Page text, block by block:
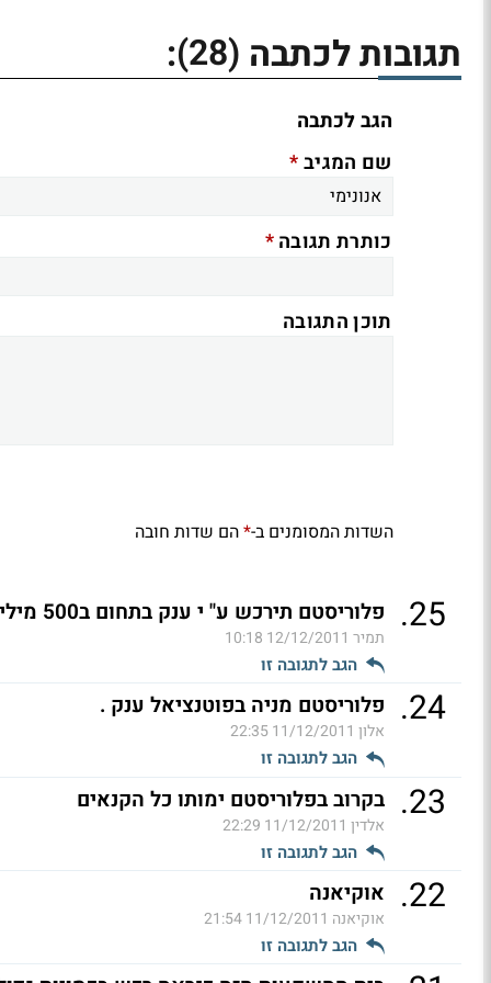
תגובות לכתבה (28)
:
הגב לכתבה
שם המגיב*
כותרת תגובה*
תוכן התגובה
השדות המסומנים ב-*הם שדות חובה
25
. פלוריסטם תירכש ע" י ענק בתחום ב500 מיליון דולר
תמיר 12/12/2011 10:18
הגב לתגובה זו
24
. פלוריסטם מניה בפוטנציאל ענק .
אלון 11/12/2011 22:35
הגב לתגובה זו
23
. בקרוב בפלוריסטם ימותו כל הקנאים
אלדין 11/12/2011 22:29
הגב לתגובה זו
22
. אוקיאנה
אוקיאנה 11/12/2011 21:54
הגב לתגובה זו